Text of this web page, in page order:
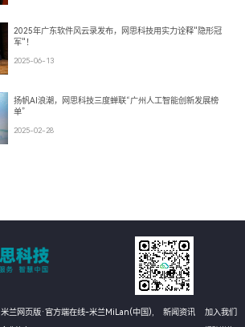
2025年广东软件风云录发布，网思科技用实力诠释"隐形冠
军"！
2025-06-13
扬帆AI浪潮，网思科技三度蝉联“广州人工智能创新发展榜
单”
2025-02-28
米兰网页版·官方端在线-米兰MiLan(中国), 新闻资讯 加入我们